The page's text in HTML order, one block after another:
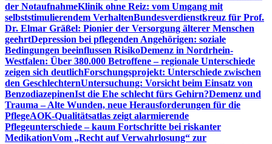
der NotaufnahmeKlinik ohne Reiz: vom Umgang mit
selbststimulierendem VerhaltenBundesverdienstkreuz für Prof.
Dr. Elmar Gräßel: Pionier der Versorgung älterer Menschen
geehrtDepression bei pflegenden Angehörigen: soziale
Bedingungen beeinflussen RisikoDemenz in Nordrhein-
Westfalen: Über 380.000 Betroffene – regionale Unterschiede
zeigen sich deutlichForschungsprojekt: Unterschiede zwischen
den GeschlechternUntersuchung: Vorsicht beim Einsatz von
BenzodiazepinenIst die Ehe schlecht fürs Gehirn?Demenz und
Trauma – Alte Wunden, neue Herausforderungen für die
PflegeAOK-Qualitätsatlas zeigt alarmierende
Pflegeunterschiede – kaum Fortschritte bei riskanter
MedikationVom „Recht auf Verwahrlosung“ zur